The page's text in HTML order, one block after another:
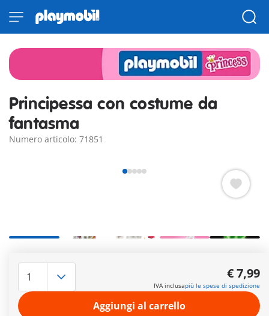
Principessa con costume da
fantasma
Numero articolo: 71851
custodisce la chiave della camera del tesoro e si diverte a
spaventare i suoi amici reali con scherzi. Il costume da
fantasma si illumina al buio.
Ulteriori informazioni
€ 7,99
IVA inclusapiù le spese di spedizione
Aggiungi al carrello